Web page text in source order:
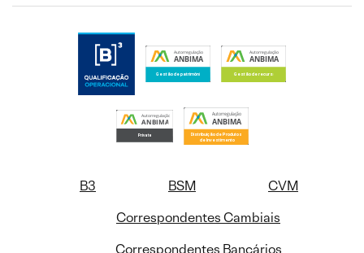
B3 BSM
CVM
Correspondentes Cambiais
Correspondentes Bancários